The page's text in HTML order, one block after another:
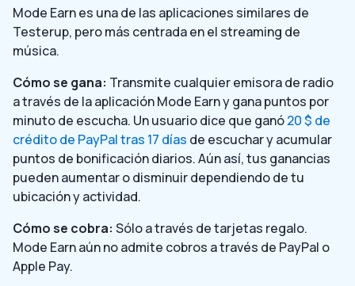
Mode Earn es una de las aplicaciones similares de
Testerup, pero más centrada en el streaming de
música.
Cómo se gana: Transmite cualquier emisora de radio
a través de la aplicación Mode Earn y gana puntos por
minuto de escucha. Un usuario dice que ganó20 $ de
crédito de PayPal tras 17 días de escuchar y acumular
puntos de bonificación diarios. Aún así, tus ganancias
pueden aumentar o disminuir dependiendo de tu
ubicación y actividad.
Cómo se cobra: Sólo a través de tarjetas regalo.
Mode Earn aún no admite cobros a través de PayPal o
Apple Pay.